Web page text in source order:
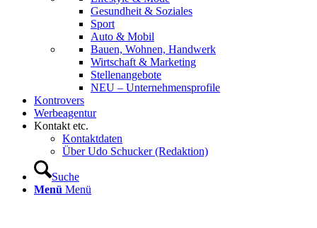
Gesundheit & Soziales
Sport
Auto & Mobil
Bauen, Wohnen, Handwerk
Wirtschaft & Marketing
Stellenangebote
NEU – Unternehmens­profile
Kontrovers
Werbeagentur
Kontakt etc.
Kontaktdaten
Über Udo Schucker (Redaktion)
Suche
Menü Menü